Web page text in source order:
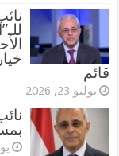
قائم
يوليو 23, 2026